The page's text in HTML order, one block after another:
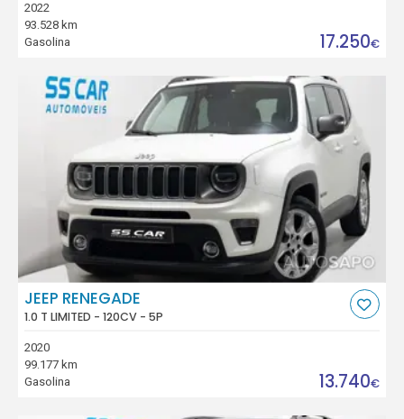
2022
93.528 km
Gasolina
17.250€
JEEP RENEGADE
1.0 T LIMITED - 120CV - 5P
2020
99.177 km
Gasolina
13.740€